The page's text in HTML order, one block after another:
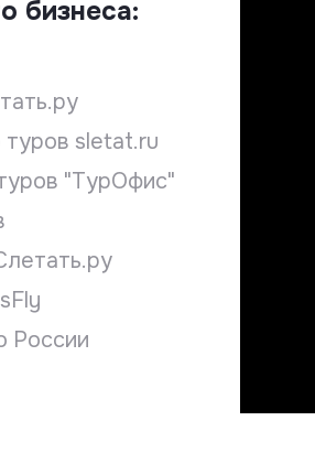
туров sletat.ru
"ТурОфис"
России
бизнеса: